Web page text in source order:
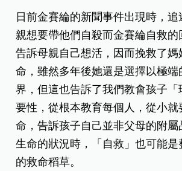
日前金賽綸的新聞事件出現時，
親想要帶他們自殺而金賽綸自救
告訴母親自己想活，因而挽救了媽
命，雖然多年後她還是選擇以極端
界，但這也告訴了我們教會孩子「
要性，從根本教育每個人，從小就
命，告訴孩子自己並非父母的附屬
生命的狀況時，「自救」也可能
的救命稻草。